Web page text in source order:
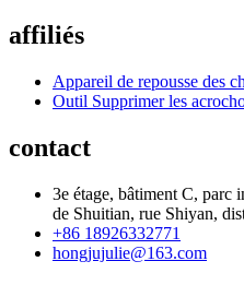
affiliés
Appareil de repousse des
Outil Supprimer les
contact
3e étage, bâtiment C, parc
de Shuitian, rue Shiyan,
+86 18926332771
hongjujulie@163.com